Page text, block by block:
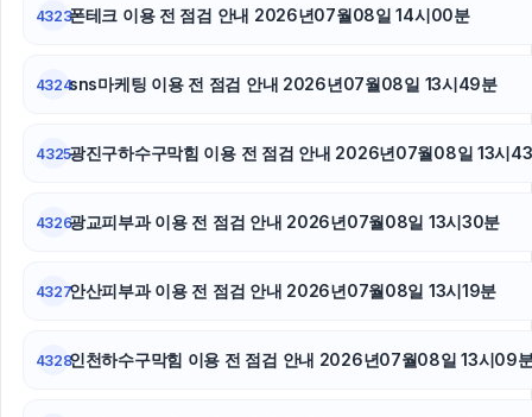
상간소송
마포구하수구막힘
수원법무법인
4323폰테크 이용 전 점검 안내 2026년07월08일 14시00분
4324sns마케팅 이용 전 점검 안내 2026년07월08일 13시49분
4325광진구하수구막힘 이용 전 점검 안내 2026년07월08일 13시
4326광교피부과 이용 전 점검 안내 2026년07월08일 13시30분
4327안산피부과 이용 전 점검 안내 2026년07월08일 13시19분
4328인천하수구막힘 이용 전 점검 안내 2026년07월08일 13시09